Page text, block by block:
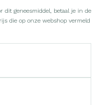
dit geneesmiddel, betaal je in de
die op onze webshop vermeld